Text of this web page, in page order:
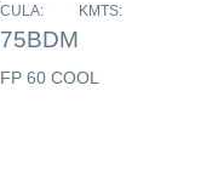
KMTS:
60 COOL